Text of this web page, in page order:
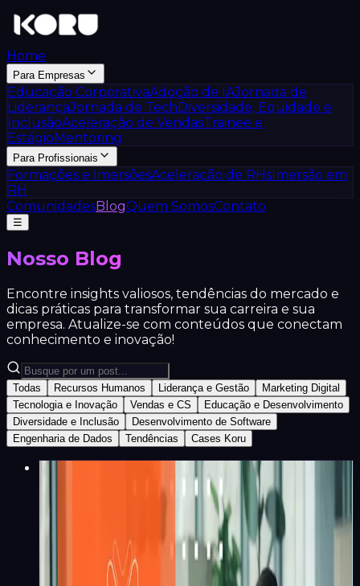
Home
Para Empresas
Educação CorporativaAdoção de IAJornada de
LiderançaJornada de TechDiversidade, Equidade e
InclusãoAceleração de VendasTrainee e
EstágioMentoring
Para Profissionais
Formações e ImersõesAceleração de RHsImersão em
RH
ComunidadesBlogQuem SomosContato
☰
Nosso Blog
Encontre insights valiosos, tendências do mercado e
dicas práticas para transformar sua carreira e sua
empresa. Atualize-se com conteúdos que conectam
conhecimento e inovação!
Todas Recursos Humanos Liderança e Gestão
Marketing Digital
Tecnologia e Inovação
Vendas e CS
Educação e Desenvolvimento
Diversidade e Inclusão
Desenvolvimento de Software
Engenharia de Dados
Tendências Cases Koru
Marketing B2B: 6 princípios
para estruturar uma operação
comercial eficiente em ciclos
longos